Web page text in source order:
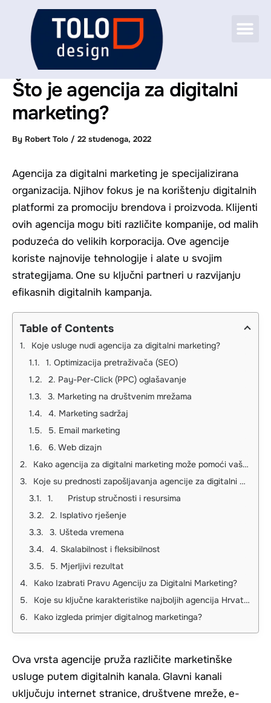
content
Što je agencija za digitalni
marketing?
By Robert Tolo / 22 studenoga, 2022
Agencija za digitalni marketing je specijalizirana
organizacija. Njihov fokus je na korištenju digitalnih
platformi za promociju brendova i proizvoda. Klijenti
ovih agencija mogu biti različite kompanije, od malih
poduzeća do velikih korporacija. Ove agencije
koriste najnovije tehnologije i alate u svojim
strategijama. One su ključni partneri u razvijanju
efikasnih digitalnih kampanja.
Table of Contents
Koje usluge nudi agencija za digitalni marketing?
1. Optimizacija pretraživača (SEO)
2. Pay-Per-Click (PPC) oglašavanje
3. Marketing na društvenim mrežama
4. Marketing sadržaj
5. Email marketing
6. Web dizajn
Kako agencija za digitalni marketing može pomoći vašem poslovanju?
Koje su prednosti zapošljavanja agencije za digitalni marketing?
1. Pristup stručnosti i resursima
2. Isplativo rješenje
3. Ušteda vremena
4. Skalabilnost i fleksibilnost
5. Mjerljivi rezultat
Kako Izabrati Pravu Agenciju za Digitalni Marketing?
Koje su ključne karakteristike najboljih agencija Hrvatskoj?
Kako izgleda primjer digitalnog marketinga?
Ova vrsta agencije pruža različite marketinške
usluge putem digitalnih kanala. Glavni kanali
uključuju internet stranice, društvene mreže, e-